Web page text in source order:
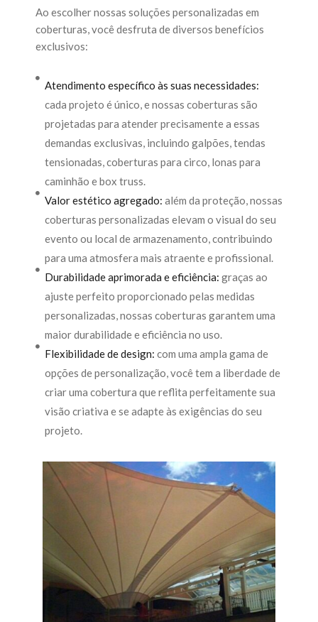
Ao escolher nossas soluções personalizadas em
coberturas, você desfruta de diversos benefícios
exclusivos:
Atendimento específico às suas necessidades:
cada projeto é único, e nossas coberturas são
projetadas para atender precisamente a essas
demandas exclusivas, incluindo galpões, tendas
tensionadas, coberturas para circo, lonas para
caminhão e box truss.
Valor estético agregado: além da proteção, nossas
coberturas personalizadas elevam o visual do seu
evento ou local de armazenamento, contribuindo
para uma atmosfera mais atraente e profissional.
Durabilidade aprimorada e eficiência: graças ao
ajuste perfeito proporcionado pelas medidas
personalizadas, nossas coberturas garantem uma
maior durabilidade e eficiência no uso.
Flexibilidade de design: com uma ampla gama de
opções de personalização, você tem a liberdade de
criar uma cobertura que reflita perfeitamente sua
visão criativa e se adapte às exigências do seu
projeto.